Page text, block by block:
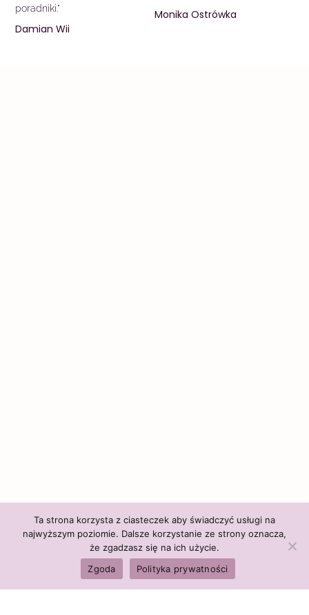
poradniki."
Damian Wii
Monika Ostrówka
Ta strona korzysta z ciasteczek aby świadczyć usługi na
najwyższym poziomie. Dalsze korzystanie ze strony oznacza,
że zgadzasz się na ich użycie.
Zgoda
Polityka prywatności